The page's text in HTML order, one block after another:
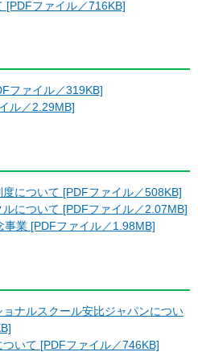
[PDFファイル／716KB]
ファイル／319KB]
ル／2.29MB]
について [PDFファイル／508KB]
について [PDFファイル／2.07MB]
事業 [PDFファイル／1.98MB]
ナルスクール安比ジャパンについ
いて [PDFファイル／746KB]